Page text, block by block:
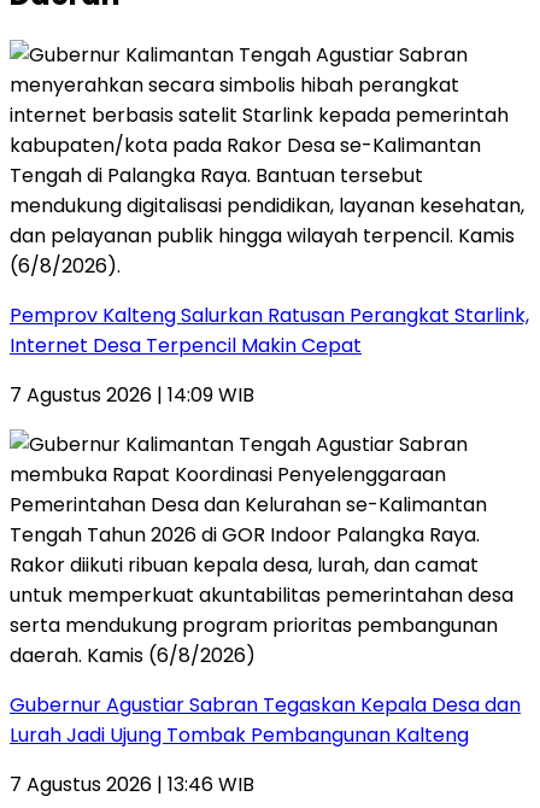
Pemprov Kalteng Salurkan Ratusan Perangkat Starlink,
Internet Desa Terpencil Makin Cepat
7 Agustus 2026 | 14:09 WIB
Gubernur Agustiar Sabran Tegaskan Kepala Desa dan
Lurah Jadi Ujung Tombak Pembangunan Kalteng
7 Agustus 2026 | 13:46 WIB